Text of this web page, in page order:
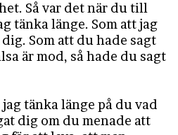
Så var det när du till
tänka länge. Som att jag
Som att du hade sagt
är mod, så hade du sagt
tänka länge på du vad
dig om du menade att